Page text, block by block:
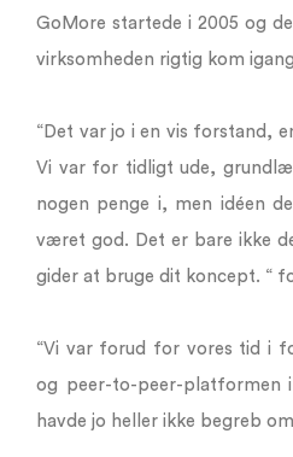
GoMore startede i 2005 og
virksomheden rigtig kom
“Det var jo i en vis forstand,
Vi var for tidligt ude,
nogen penge i, men idéen
været god. Det er bare ikke
gider at bruge dit koncept. “
“Vi var forud for vores tid i
og peer-to-peer-platformen
havde jo heller ikke begreb